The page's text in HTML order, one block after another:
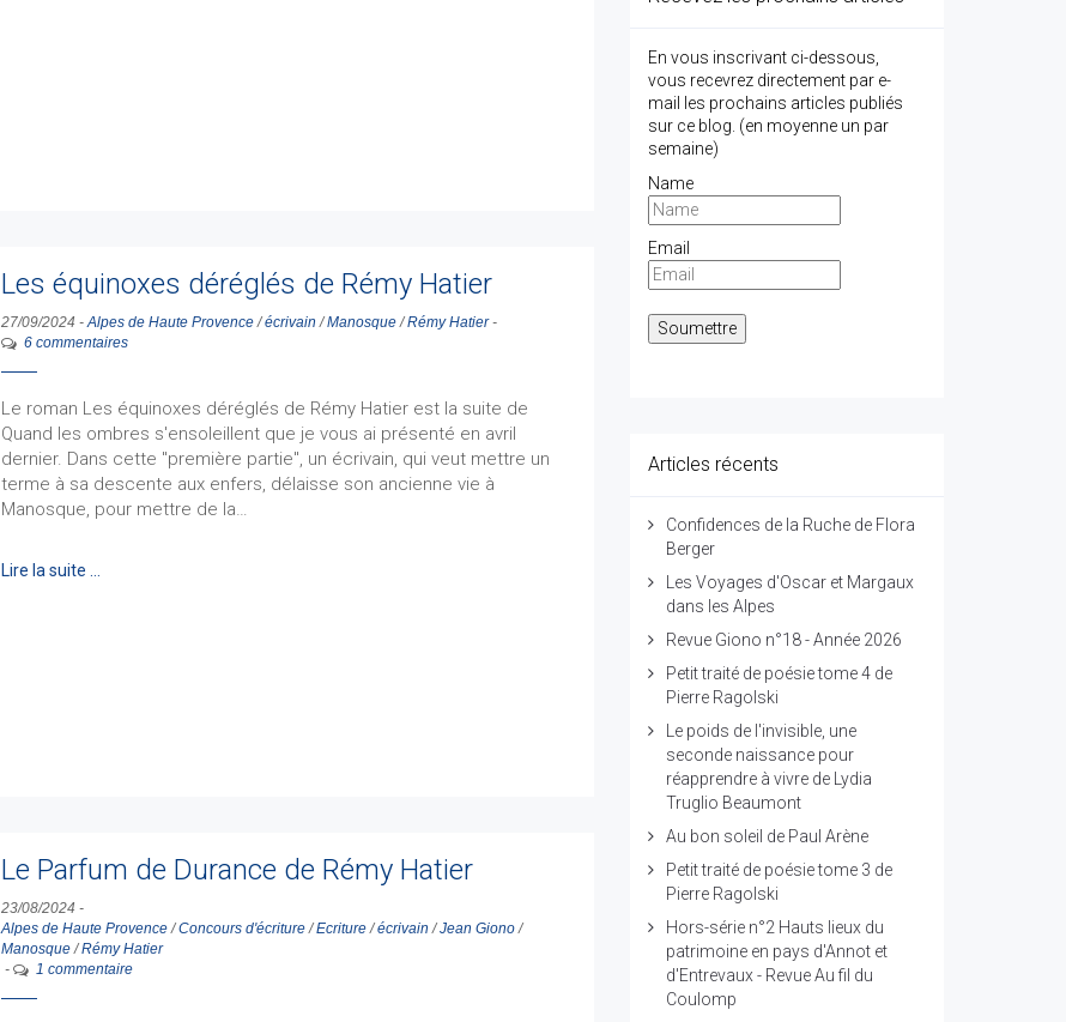
Les équinoxes déréglés de Rémy Hatier
27/09/2024 -Alpes de Haute Provence/écrivain /Manosque/Rémy Hatier-
6 commentaires
Le roman Les équinoxes déréglés de Rémy Hatier est la suite de
Quand les ombres s'ensoleillent que je vous ai présenté en avril
dernier. Dans cette "première partie", un écrivain, qui veut mettre un
terme à sa descente aux enfers, délaisse son ancienne vie à
Manosque, pour mettre de la…
Lire la suite …
Le Parfum de Durance de Rémy Hatier
23/08/2024 -
Alpes de Haute Provence/Concours d'écriture/Ecriture/écrivain /Jean Giono/
Manosque/Rémy Hatier
-
1 commentaire
En vous inscrivant ci-dessous,
vous recevrez directement par e-
mail les prochains articles publiés
sur ce blog. (en moyenne un par
semaine)
Name
Email
Articles récents
Confidences de la Ruche de Flora
Berger
Les Voyages d'Oscar et Margaux
dans les Alpes
Revue Giono n°18 - Année 2026
Petit traité de poésie tome 4 de
Pierre Ragolski
Le poids de l'invisible, une
seconde naissance pour
réapprendre à vivre de Lydia
Truglio Beaumont
Au bon soleil de Paul Arène
Petit traité de poésie tome 3 de
Pierre Ragolski
Hors-série n°2 Hauts lieux du
patrimoine en pays d'Annot et
d'Entrevaux - Revue Au fil du
Coulomp